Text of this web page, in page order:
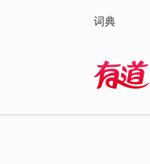
词典